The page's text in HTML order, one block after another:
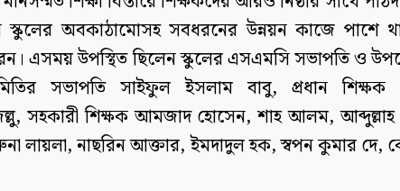
স্কুলের অবকাঠামোসহ সবধরনের উন্নয়ন কাজে পাশে
এসময় উপস্থিত ছিলেন স্কুলের এসএমসি সভাপতি ও
সভাপতি সাইফুল ইসলাম বাবু, প্রধান শিক্ষক
সহকারী শিক্ষক আমজাদ হোসেন, শাহ আলম,
লায়লা, নাছরিন আক্তার, ইমদাদুল হক, স্বপন কুমার দে,